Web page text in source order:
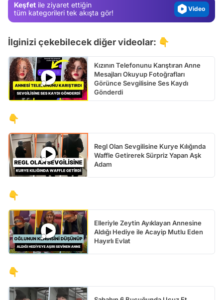
Keşfet ile ziyaret ettiğin
tüm kategorileri tek akışta gör!
Video
Test
İlginizi çekebilecek diğer videolar: 👇
Kızının Telefonunu Karıştıran Anne
Mesajları Okuyup Fotoğrafları
Görünce Sevgilisine Ses Kaydı
Gönderdi
👇
Regl Olan Sevgilisine Kurye Kılığında
Waffle Getirerek Sürpriz Yapan Aşk
Adam
👇
Elleriyle Zeytin Ayıklayan Annesine
Aldığı Hediye ile Acayip Mutlu Eden
Hayırlı Evlat
👇